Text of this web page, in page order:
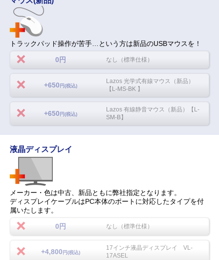
トラックパッド操作が苦手…という方は新品のUSBマウスを！
0円 なし（標準仕様）
+650 円(税込)
Lazos 光学式有線マウス（新品）
【L-MS-BK 】
+650 円(税込)
Lazos 有線静音マウス（新品）【L-
SM-B】
液晶ディスプレイ
メーカー・色は中古、新品ともに弊社指定となります。
ディスプレイケーブルはPC本体のポートに対応したタイプを付
属いたします。
0円 なし（標準仕様）
+4,800 円(税込)
17インチ液晶ディスプレイ VL-
17ASEL